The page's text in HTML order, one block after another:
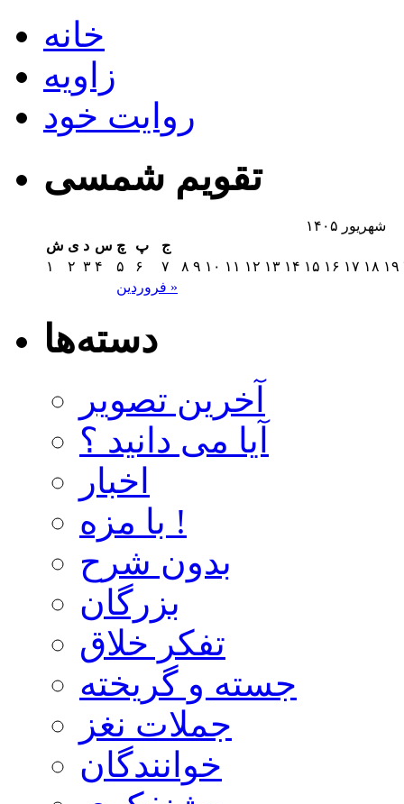
خانه
زاویه
روایت خود
تقویم شمسی
شهریور ۱۴۰۵
ش ی د س چ پ ج
فروردین »
۱ ۲ ۳ ۴ ۵ ۶ ۷ ۸ ۹ ۱۰ ۱۱ ۱۲ ۱۳ ۱۴ ۱۵ ۱۶ ۱۷ ۱۸ ۱۹
دسته‌ها
آخرین تصویر
آیا می دانید ؟
اخبار
با مزه !
بدون شرح
بزرگان
تفکر خلاق
جسته و گریخته
جملات نغز
خوانندگان